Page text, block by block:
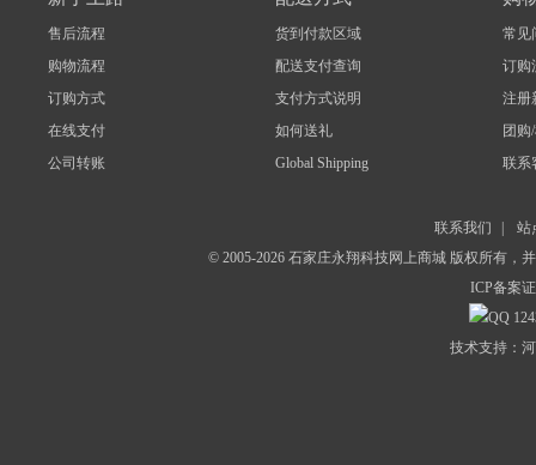
售后流程
购物流程
订购方式
在线支付
公司转账
货到付款区域
配送支付查询
支付方式说明
如何送礼
Global Shipping
常见
订购
注册
团购
联系
联系我们
站
© 2005-2026 石家庄永翔科技网上商城 版权所有，
ICP备案
技术支持：